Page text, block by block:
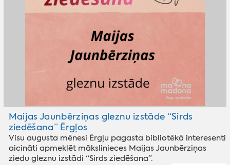
Maijas Jaunbērziņas gleznu izstāde “Sirds
ziedēšana” Ērgļos
Visu augusta mēnesi Ērgļu pagasta bibliotēkā interesenti
aicināti apmeklēt mākslinieces Maijas Jaunbērziņas
ziedu gleznu izstādi “Sirds ziedēšana”.